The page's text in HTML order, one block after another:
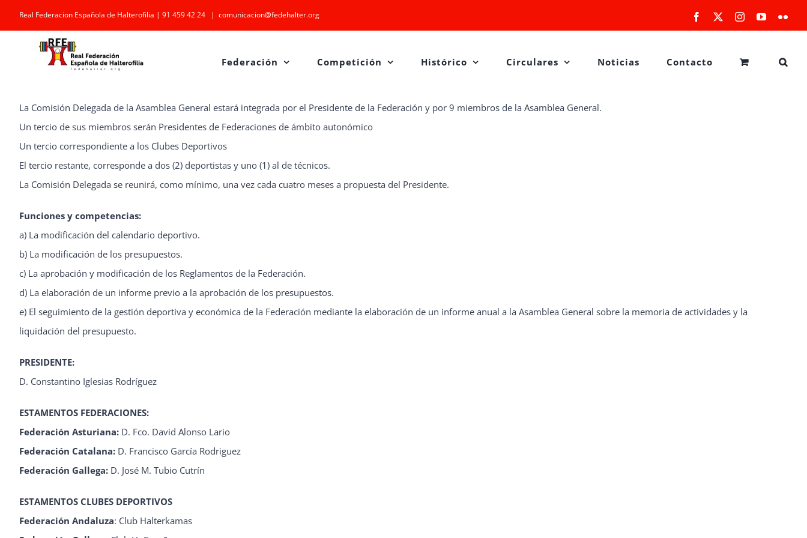
Saltar
al
contenido
Real Federacion Española de Halterofilia | 91 459 42 24 | comunicacion@fedehalter.org Facebook InstagramYouTube
Federación Competición Histórico Circulares Noticias Contacto
La Comisión Delegada de la Asamblea General estará integrada por el Presidente de la Federación y por 9 miembros de la Asamblea General.
Un tercio de sus miembros serán Presidentes de Federaciones de ámbito autonómico
Un tercio correspondiente a los Clubes Deportivos
El tercio restante, corresponde a dos (2) deportistas y uno (1) al de técnicos.
La Comisión Delegada se reunirá, como mínimo, una vez cada cuatro meses a propuesta del Presidente.
Funciones y competencias:
a) La modificación del calendario deportivo.
b) La modificación de los presupuestos.
c) La aprobación y modificación de los Reglamentos de la Federación.
d) La elaboración de un informe previo a la aprobación de los presupuestos.
e) El seguimiento de la gestión deportiva y económica de la Federación mediante la elaboración de un informe anual a la Asamblea General sobre la memoria de actividades y la
liquidación del presupuesto.
PRESIDENTE:
D. Constantino Iglesias Rodríguez
ESTAMENTOS FEDERACIONES:
Federación Asturiana:D. Fco. David Alonso Lario
Federación Catalana:D. Francisco García Rodriguez
Federación Gallega: D. José M. Tubio Cutrín
ESTAMENTOS CLUBES DEPORTIVOS
Federación Andaluza: Club Halterkamas